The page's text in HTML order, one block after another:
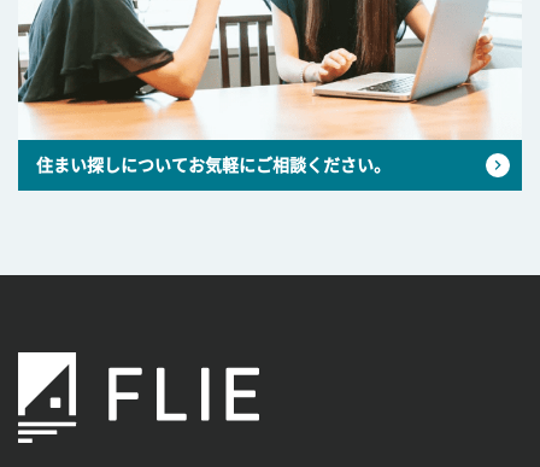
住まい探しについてお気軽にご相談ください。